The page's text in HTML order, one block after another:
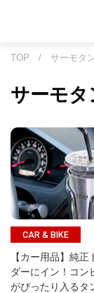
TOP / サーモタ
サーモタ
CAR & BIKE
【カー用品】純
ダーにイン！コン
がぴったり入るタ